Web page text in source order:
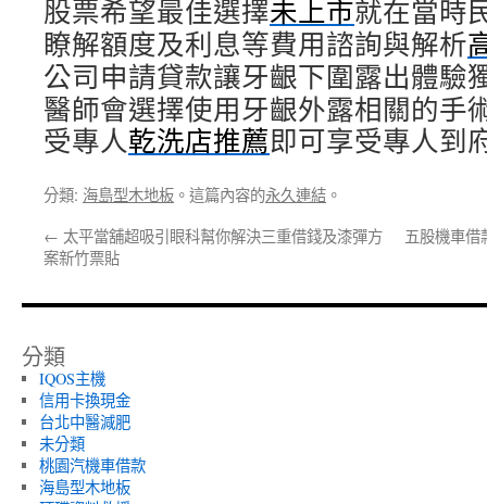
股票希望最佳選擇未上市就在當時
瞭解額度及利息等費用諮詢與解析
公司申請貸款讓牙齦下圍露出體驗
醫師會選擇使用牙齦外露相關的手
受專人乾洗店推薦即可享受專人到
分類: 海島型木地板 。這篇內容的永久連結 。
← 太平當舖超吸引眼科幫你解決三重借錢及漆彈方
案新竹票貼
五股機車借
分類
IQOS主機
信用卡換現金
台北中醫減肥
未分類
桃園汽機車借款
海島型木地板